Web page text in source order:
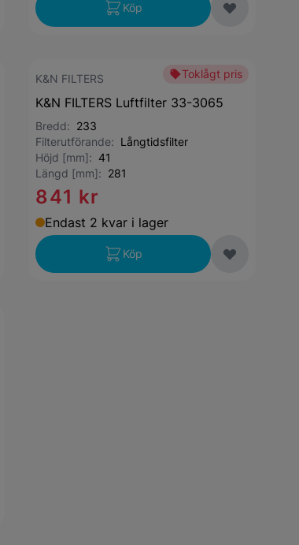
Köp
Toklågt pris
K&N FILTERS
K&N FILTERS Luftfilter 33-3065
Bredd: 233
Filterutförande: Långtidsfilter
Höjd [mm]: 41
Längd [mm]: 281
841 kr
Endast 2 kvar i lager
Köp